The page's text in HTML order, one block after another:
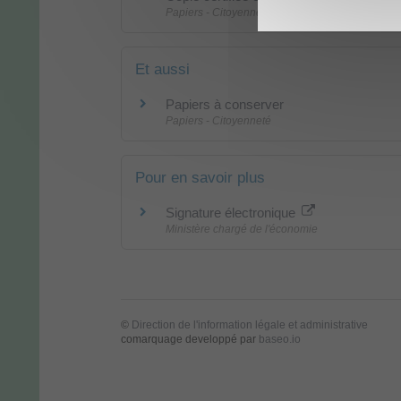
Papiers - Citoyenneté
Et aussi
Papiers à conserver
Papiers - Citoyenneté
Pour en savoir plus
Signature électronique
Ministère chargé de l'économie
© Direction de l'information légale et administrative
comarquage developpé par baseo.io